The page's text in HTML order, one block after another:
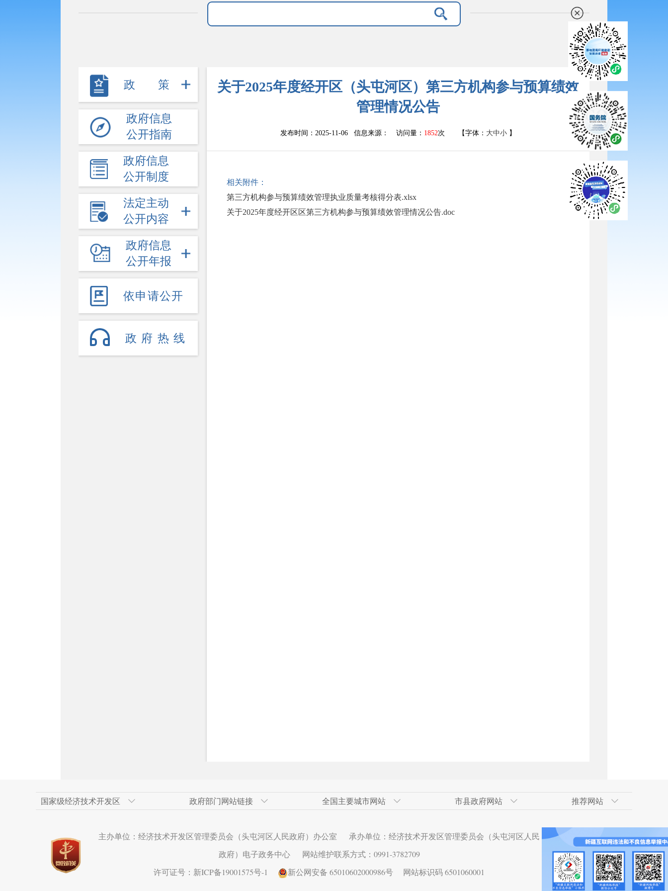
政策
政府信息
公开指南
政府信息
公开制度
法定主动
公开内容
政府信息
公开年报
依申请公开
政府热线
关于2025年度经开区（头屯河区）第三方机构参与预算绩效
管理情况公告
发布时间：2025-11-06 信息来源： 访问量： 1852次 【字体： 大中小 】
相关附件：
第三方机构参与预算绩效管理执业质量考核得分表.xlsx
关于2025年度经开区区第三方机构参与预算绩效管理情况公告.doc
国家级经济技术开发区 政府部门网站链接 全国主要城市网站 市县政府网站 推荐网站
合肥经济技术开发区
长沙经济技术开发区
呼和浩特经济技术开发区 西安经济技术开发区 昆明经济技术开发区
贵阳经济技术开发区
苏州工业园区
海南洋浦经济开发区 秦皇岛经济技术开发区 连云港经济技术开发区
湛江经济技术开发区
温州经济技术开发区
营口经济技术开发区 武汉经济技术开发区 芜湖经济技术开发区 大亚湾经济技术开发区
吐鲁番地区政府网
克拉玛依市政府网
南京市
成都市
西安市 长春市 济南市
杭州市
宁波市
深圳市
区）
天山区
沙依巴克区
水磨沟区
乌鲁木齐县
主办单位：经济技术开发区管理委员会（头屯河区人民政府）办公室
承办单位：经济技术开发区管理委员会（头屯河区人民
政府）电子政务中心
网站维护联系方式：0991-3782709
许可证号：新ICP备19001575号-1
新公网安备 65010602000986号 网站标识码 6501060001